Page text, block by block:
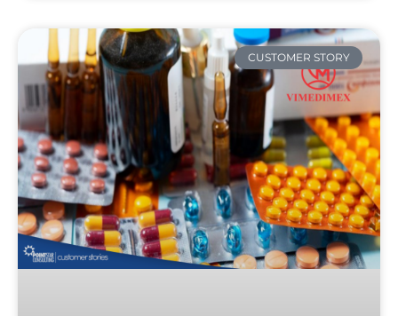
CUSTOMER STORY